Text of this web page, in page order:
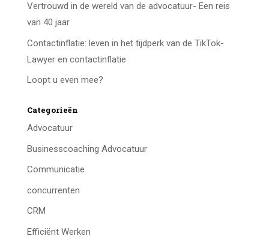
Vertrouwd in de wereld van de advocatuur- Een reis
van 40 jaar
Contactinflatie: leven in het tijdperk van de TikTok-
Lawyer en contactinflatie
Loopt u even mee?
Categorieën
Advocatuur
Businesscoaching Advocatuur
Communicatie
concurrenten
CRM
Efficiënt Werken